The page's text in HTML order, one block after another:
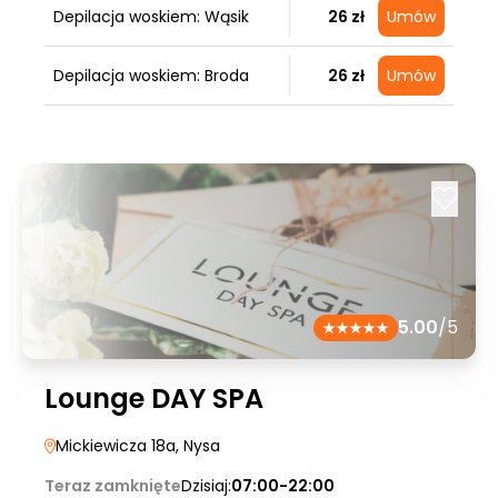
Depilacja woskiem: Wąsik 26 zł Umów
Depilacja woskiem: Broda 26 zł Umów
5.00/5
Lounge DAY SPA
Mickiewicza 18a, Nysa
Teraz zamknięteDzisiaj:07:00-22:00